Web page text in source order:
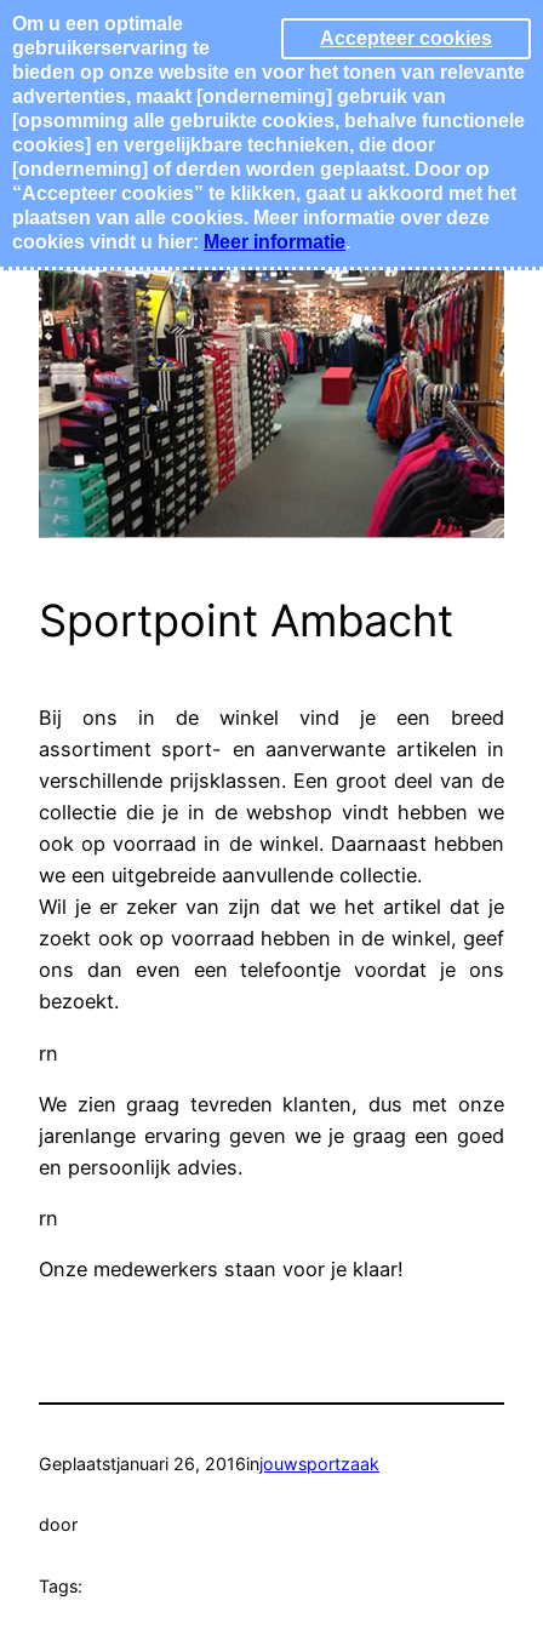
Ga
naar
de
inhoud
Euretco Online
Sportpoint Ambacht
Bij ons in de winkel vind je een breed
assortiment sport- en aanverwante artikelen in
verschillende prijsklassen. Een groot deel van de
collectie die je in de webshop vindt hebben we
ook op voorraad in de winkel. Daarnaast hebben
we een uitgebreide aanvullende collectie.
Wil je er zeker van zijn dat we het artikel dat je
zoekt ook op voorraad hebben in de winkel, geef
ons dan even een telefoontje voordat je ons
bezoekt.
rn
We zien graag tevreden klanten, dus met onze
jarenlange ervaring geven we je graag een goed
en persoonlijk advies.
rn
Onze medewerkers staan voor je klaar!
Geplaatstjanuari 26, 2016injouwsportzaak
door
Tags:
Accepteer cookies
Om u een optimale
gebruikerservaring te
bieden op onze website en voor het tonen van relevante
advertenties, maakt [onderneming] gebruik van
[opsomming alle gebruikte cookies, behalve functionele
cookies] en vergelijkbare technieken, die door
[onderneming] of derden worden geplaatst. Door op
“Accepteer cookies” te klikken, gaat u akkoord met het
plaatsen van alle cookies. Meer informatie over deze
cookies vindt u hier: Meer informatie.